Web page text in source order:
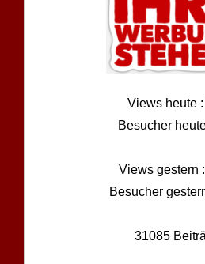
Views heute
Besucher
Views gestern
Besucher
31085